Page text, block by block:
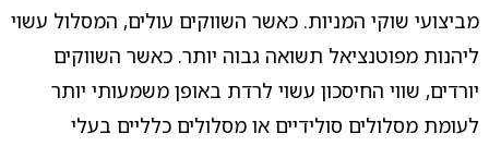
מביצועי שוקי המניות. כאשר השווקים עולים, המסלול עשוי
ליהנות מפוטנציאל תשואה גבוה יותר. כאשר השווקים
יורדים, שווי החיסכון עשוי לרדת באופן משמעותי יותר
לעומת מסלולים סולידיים או מסלולים כלליים בעלי